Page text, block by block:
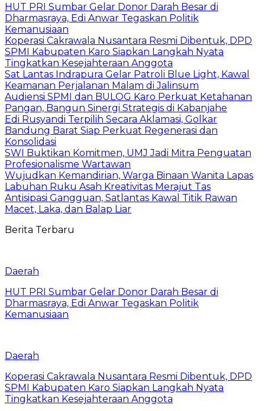
HUT PRI Sumbar Gelar Donor Darah Besar di
Dharmasraya, Edi Anwar Tegaskan Politik
Kemanusiaan
Koperasi Cakrawala Nusantara Resmi Dibentuk, DPD
SPMI Kabupaten Karo Siapkan Langkah Nyata
Tingkatkan Kesejahteraan Anggota
Sat Lantas Indrapura Gelar Patroli Blue Light, Kawal
Keamanan Perjalanan Malam di Jalinsum
Audiensi SPMI dan BULOG Karo Perkuat Ketahanan
Pangan, Bangun Sinergi Strategis di Kabanjahe
Edi Rusyandi Terpilih Secara Aklamasi, Golkar
Bandung Barat Siap Perkuat Regenerasi dan
Konsolidasi
SWI Buktikan Komitmen, UMJ Jadi Mitra Penguatan
Profesionalisme Wartawan
Wujudkan Kemandirian, Warga Binaan Wanita Lapas
Labuhan Ruku Asah Kreativitas Merajut Tas
Antisipasi Gangguan, Satlantas Kawal Titik Rawan
Macet, Laka, dan Balap Liar
Berita Terbaru
Daerah
HUT PRI Sumbar Gelar Donor Darah Besar di
Dharmasraya, Edi Anwar Tegaskan Politik
Kemanusiaan
Daerah
Koperasi Cakrawala Nusantara Resmi Dibentuk, DPD
SPMI Kabupaten Karo Siapkan Langkah Nyata
Tingkatkan Kesejahteraan Anggota